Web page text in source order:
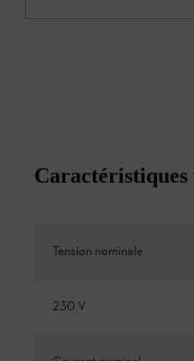
Caractéristiques
Tension nominale
230 V